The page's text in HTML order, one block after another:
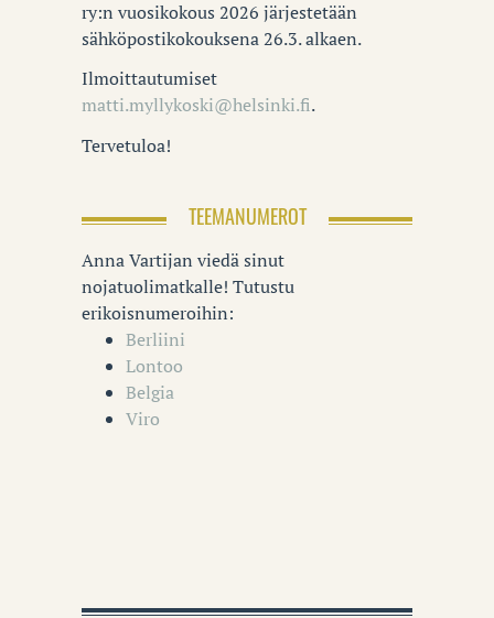
ry:n vuosikokous 2026 järjestetään
sähköpostikokouksena 26.3. alkaen.
Ilmoittautumiset
matti.myllykoski@helsinki.fi.
Tervetuloa!
TEEMANUMEROT
Anna Vartijan viedä sinut
nojatuolimatkalle! Tutustu
erikoisnumeroihin:
Berliini
Lontoo
Belgia
Viro